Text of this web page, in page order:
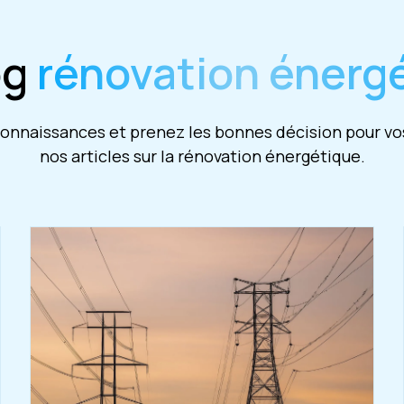
rénovation
et prenez les bonnes décision pour
nos articles sur la rénovation énergétique.